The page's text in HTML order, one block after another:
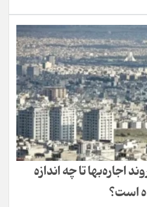
اجاره‌بها تا چه اندازه
است؟